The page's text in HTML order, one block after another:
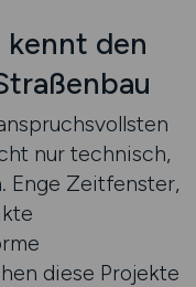
kennt den
nur technisch,
Enge Zeitfenster,
diese Projekte